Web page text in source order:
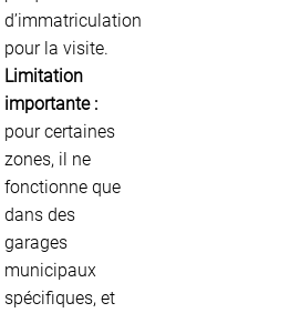
d’immatriculation
pour la visite.
Limitation
importante :
pour certaines
zones, il ne
fonctionne que
dans des
garages
municipaux
spécifiques, et